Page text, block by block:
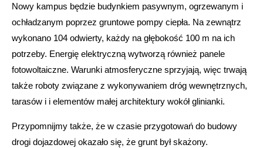
Nowy kampus będzie budynkiem pasywnym, ogrzewanym i
ochładzanym poprzez gruntowe pompy ciepła. Na zewnątrz
wykonano 104 odwierty, każdy na głębokość 100 m na ich
potrzeby. Energię elektryczną wytworzą również panele
fotowoltaiczne. Warunki atmosferyczne sprzyjają, więc trwają
także roboty związane z wykonywaniem dróg wewnętrznych,
tarasów i i elementów małej architektury wokół glinianki.
Przypomnijmy także, że w czasie przygotowań do budowy
drogi dojazdowej okazało się, że grunt był skażony.